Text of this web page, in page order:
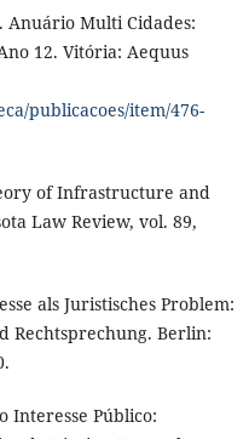
Anuário Multi Cidades:
12. Vitória: Aequus
publicacoes/item/476-
of Infrastructure and
Law Review, vol. 89,
als Juristisches Problem:
Rechtsprechung. Berlin:
Interesse Público: